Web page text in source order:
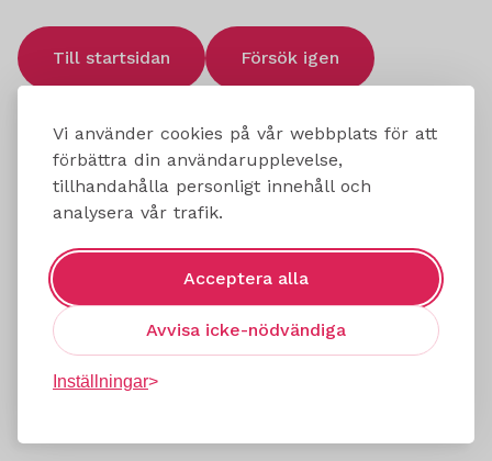
Vi använder cookies på vår webbplats för att
förbättra din användarupplevelse,
tillhandahålla personligt innehåll och
analysera vår trafik.
Acceptera alla
Avvisa icke-nödvändiga
Inställningar
Till startsidan Försök igen